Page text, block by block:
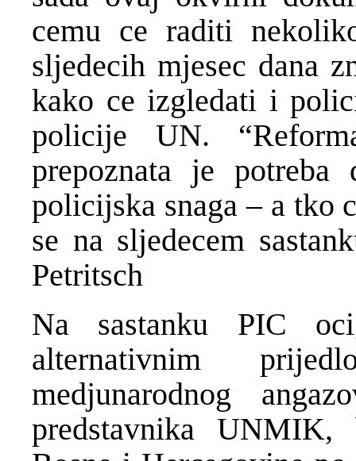
cemu ce raditi
sljedecih mjesec dana
kako ce izgledati i
policije UN.
prepoznata je
policijska snaga – a tko
se na sljedecem
Petritsch
Na sastanku PIC
alternativnim
medjunarodnog
predstavnika